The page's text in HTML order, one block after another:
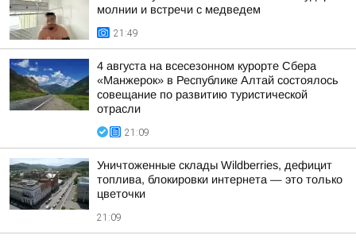
молнии и встречи с медведем
21:49
4 августа на всесезонном курорте Сбера
«Манжерок» в Республике Алтай состоялось
совещание по развитию туристической
отрасли
21:09
Уничтоженные склады Wildberries, дефицит
топлива, блокировки интернета — это только
цветочки
21:09